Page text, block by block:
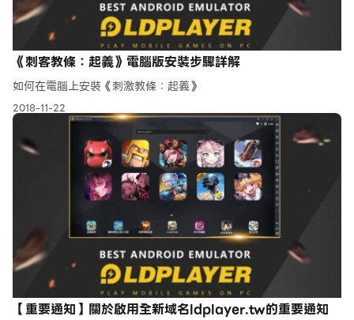
《刺客教條：起義》電腦版安裝步驟詳解
如何在電腦上安裝《刺激教條：起義》
2018-11-22
【重要通知】關於啟用全新域名ldplayer.tw的重要通知